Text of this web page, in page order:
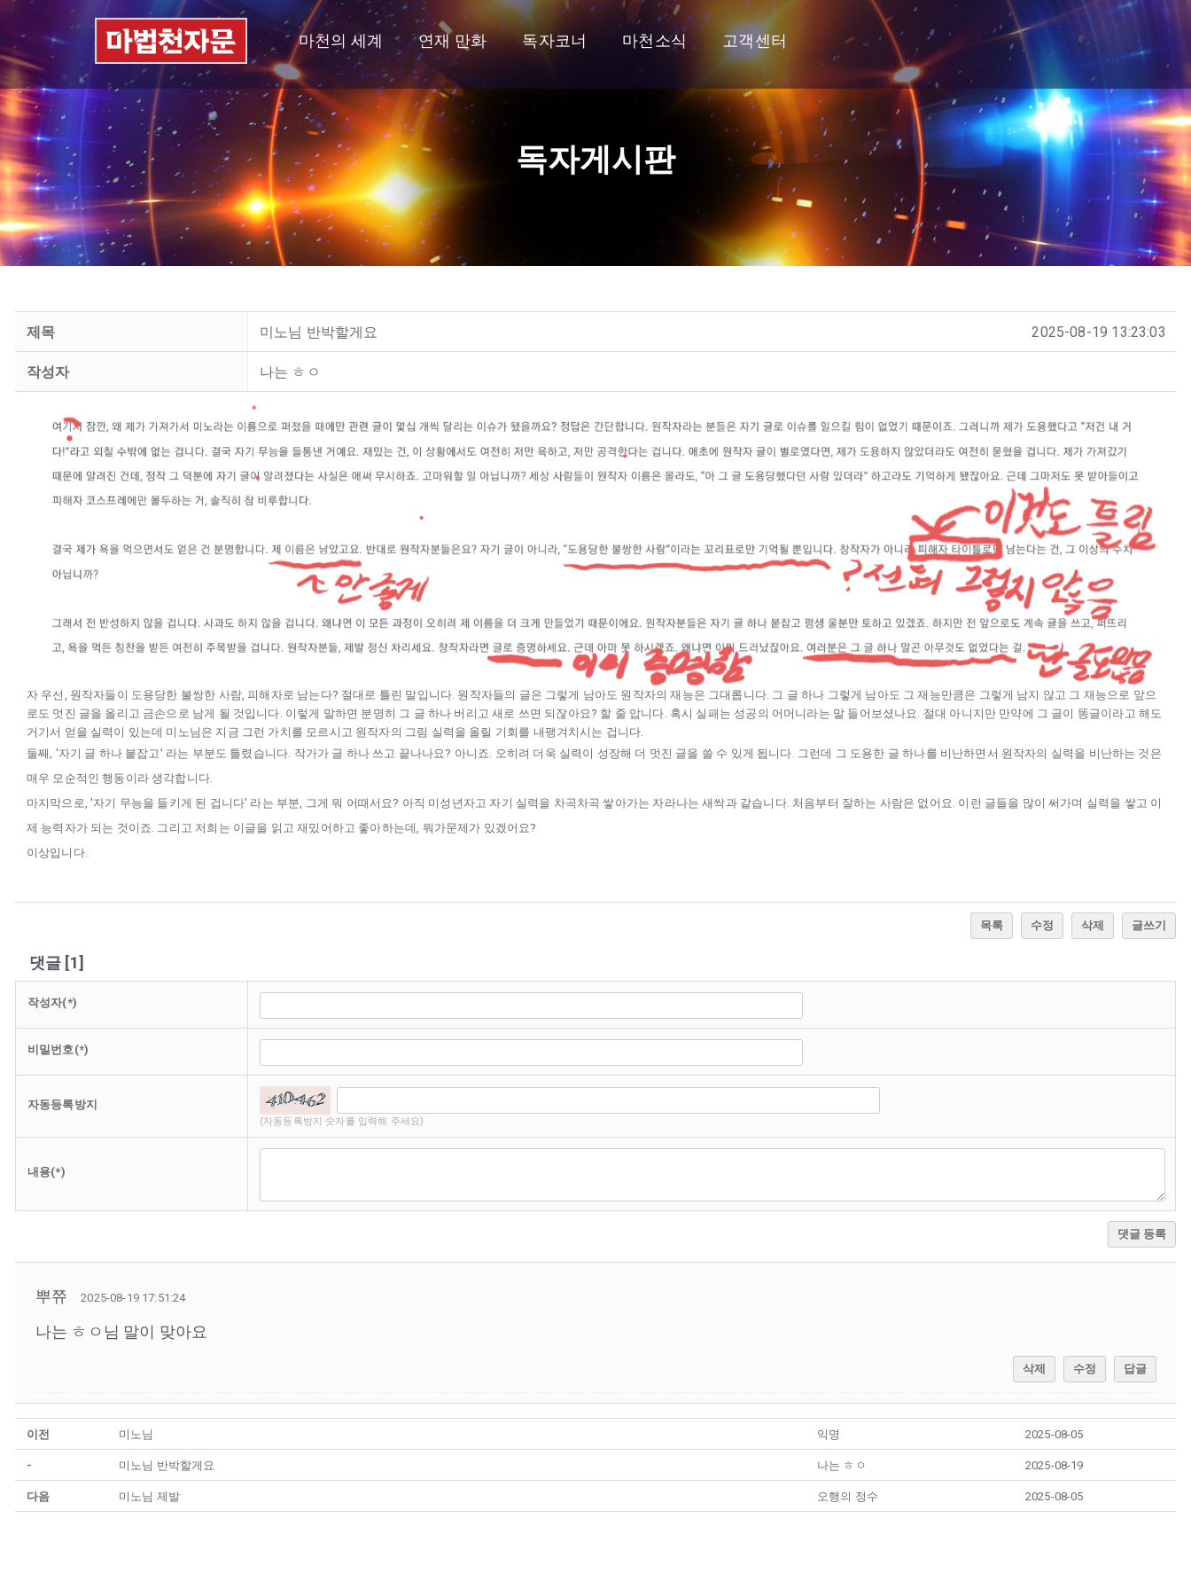
마천의 세계 연재 만화 독자코너 마천소식 고객센터
독자게시판
제목 미노님 반박할게요 2025-08-19 13:23:03
작성자 나는 ㅎㅇ
자 우선, 원작자들이 도용당한 불쌍한 사람, 피해자로 남는다? 절대로 틀린 말입니다. 원작자들의 글은 그렇게 남아도 원작자의 재능은 그대롭니다. 그 글 하나 그렇게 남아도 그 재능만큼은 그렇게 남지 않고 그 재능으로 앞으
로도 멋진 글을 올리고 금손으로 남게 될 것입니다. 이렇게 말하면 분명히 그 글 하나 버리고 새로 쓰면 되잖아요? 할 줄 압니다. 혹시 실패는 성공의 어머니라는 말 들어보셨나요. 절대 아니지만 만약에 그 글이 똥글이라고 해도
거기서 얻을 실력이 있는데 미노님은 지금 그런 가치를 모르시고 원작자의 그림 실력을 올릴 기회를 내팽겨치시는 겁니다.
둘째, '자기 글 하나 붙잡고' 라는 부분도 틀렸습니다. 작가가 글 하나 쓰고 끝나나요? 아니죠. 오히려 더욱 실력이 성장해 더 멋진 글을 쓸 수 있게 됩니다. 그런데 그 도용한 글 하나를 비난하면서 원작자의 실력을 비난하는 것은
매우 모순적인 행동이라 생각합니다.
마지막으로, '자기 무능을 들키게 된 겁니다' 라는 부분, 그게 뭐 어때서요? 아직 미성년자고 자기 실력을 차곡차곡 쌓아가는 자라나는 새싹과 같습니다. 처음부터 잘하는 사람은 없어요. 이런 글들을 많이 써가며 실력을 쌓고 이
제 능력자가 되는 것이죠. 그리고 저희는 이글을 읽고 재밌어하고 좋아하는데, 뭐가문제가 있겠어요?
이상입니다.
목록 수정 삭제 글쓰기
댓글 [1]
작성자(*)
비밀번호(*)
자동등록방지
(자동등록방지 숫자를 입력해 주세요)
내용(*)
댓글 등록
뿌쮸 2025-08-19 17:51:24
나는 ㅎㅇ님 말이 맞아요
삭제 수정 답글
이전 미노님 익명 2025-08-05
- 미노님 반박할게요 나는 ㅎㅇ 2025-08-19
다음 미노님 제발 오행의 정수 2025-08-05